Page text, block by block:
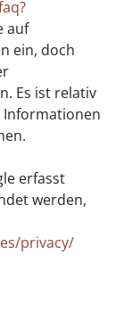
auf
ein, doch
Es ist relativ
Informationen
erfasst
werden,
privacy/